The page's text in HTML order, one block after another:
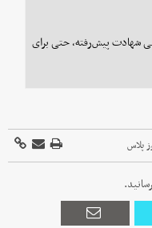
روز 2 بار تا مرز قطعی شهادت پیش‌رفته، حتی برای
پلاس